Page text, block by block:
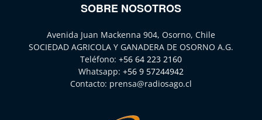
SOBRE NOSOTROS
Avenida Juan Mackenna 904, Osorno, Chile
SOCIEDAD AGRICOLA Y GANADERA DE OSORNO A.G.
Teléfono: +56 64 223 2160
Whatsapp: +56 9 57244942
Contacto: prensa@radiosago.cl